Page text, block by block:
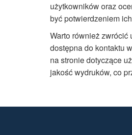
użytkowników oraz
być potwierdzeniem
Warto również zwrócić
dostępna do kontaktu
na stronie dotyczące
jakość wydruków, co